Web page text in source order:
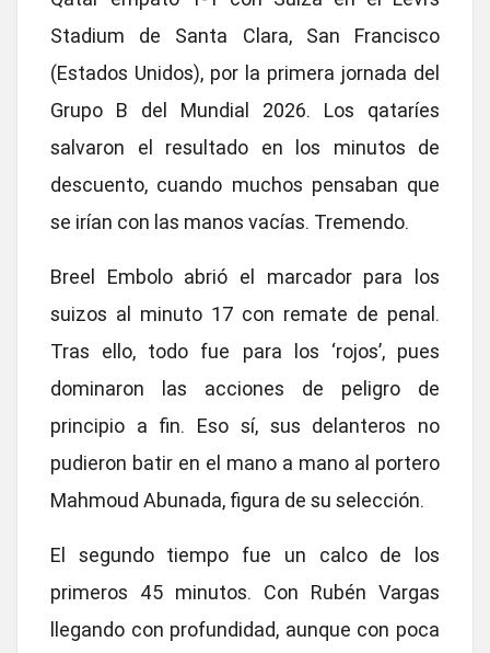
Stadium de Santa Clara, San Francisco
(Estados Unidos), por la primera jornada del
Grupo B del
Mundial 2026.
Los qataríes
salvaron el resultado en los minutos de
descuento, cuando muchos pensaban que
se irían con las manos vacías. Tremendo.
Breel Embolo abrió el marcador para los
suizos al minuto 17 con remate de penal.
Tras ello, todo fue para los ‘rojos’, pues
dominaron las acciones de peligro de
principio a fin. Eso sí, sus delanteros no
pudieron batir en el mano a mano al portero
Mahmoud Abunada, figura de su selección.
El segundo tiempo fue un calco de los
primeros 45 minutos. Con Rubén Vargas
llegando con profundidad, aunque con poca